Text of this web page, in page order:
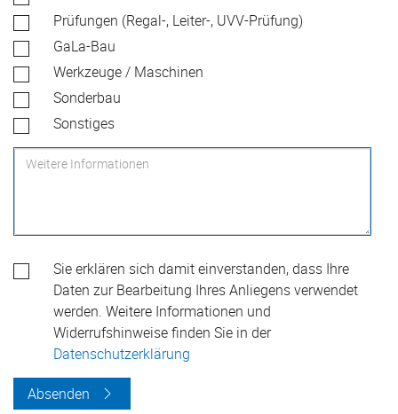
Prüfungen (Regal-, Leiter-, UVV-Prüfung)
GaLa-Bau
Werkzeuge / Maschinen
Sonderbau
Sonstiges
Weitere
DatenschutzSie erklären sich damit einverstanden, dass Ihre
Daten zur Bearbeitung Ihres Anliegens verwendet
werden. Weitere Informationen und
Widerrufshinweise finden Sie in der
Datenschutzerklärung
Absenden